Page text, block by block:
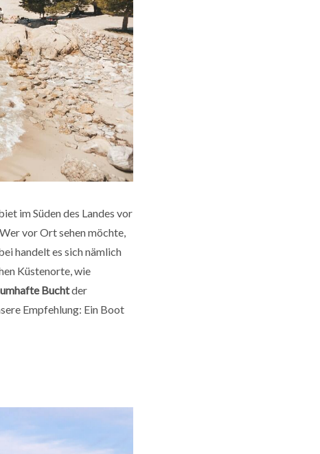
im Süden des Landes vor
vor Ort sehen möchte,
handelt es sich nämlich
Küstenorte, wie
Buchtder
Empfehlung: Ein Boot